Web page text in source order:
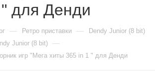
для Денди
— Ретро приставки — Dendy Junior (8 bit)
Junior (8 bit) —
игр "Мега хиты 365 in 1 " для Денди